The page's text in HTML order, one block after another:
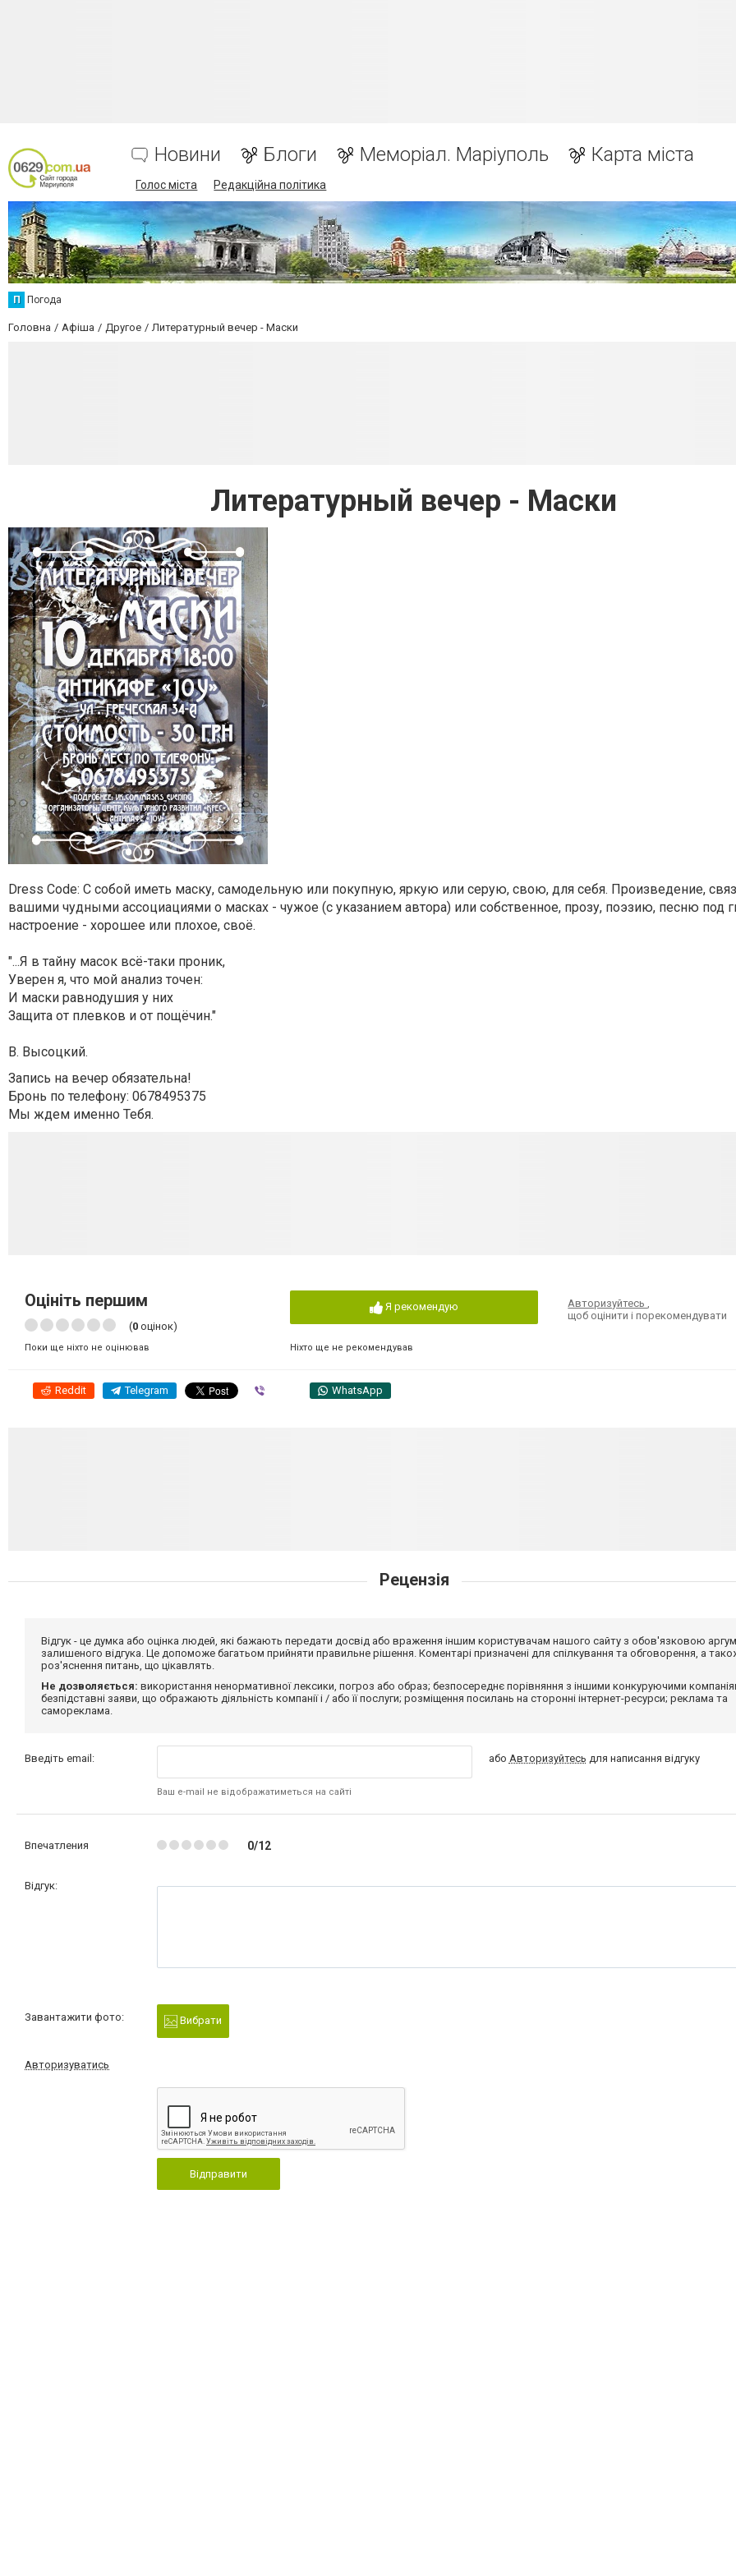
Новини Блоги Меморіал. Маріуполь Карта міста
Голос міста Редакційна політика
П Погода
Головна Афіша Другое Литературный вечер - Маски
Литературный вечер - Маски
Dress Code: С собой иметь маску, самодельную или покупную, яркую или серую, свою, для себя. Произведение,
вашими чудными ассоциациями о масках - чужое (с указанием автора) или собственное, прозу, поэзию, песню под
настроение - хорошее или плохое, своё.
"...Я в тайну масок всё-таки проник,
Уверен я, что мой анализ точен:
И маски равнодушия у них
Защита от плевков и от пощёчин."
В. Высоцкий.
Запись на вечер обязательна!
Бронь по телефону: 0678495375
Мы ждем именно Тебя.
Оцініть першим
(0 оцінок)
Поки ще ніхто не оцінював
Я рекомендую
Ніхто ще не рекомендував
Авторизуйтесь,
щоб оцінити і порекомендувати
Reddit Telegram WhatsApp
Рецензія
Відгук - це думка або оцінка людей, які бажають передати досвід або враження іншим користувачам нашого сайту з обов'язковою
залишеного відгука. Це допоможе багатьом прийняти правильне рішення. Коментарі призначені для спілкування та обговорення, а
роз'яснення питань, що цікавлять.
Не дозволяється: використання ненормативної лексики, погроз або образ; безпосереднє порівняння з іншими конкуруючими
безпідставні заяви, що ображають діяльність компанії і / або її послуги; розміщення посилань на сторонні інтернет-ресурси; реклама та
самореклама.
Введіть email:
Ваш e-mail не відображатиметься на сайті
або Авторизуйтесь для написання відгуку
Впечатления 0/12
Відгук:
Завантажити фото: Вибрати
Авторизуватись
Відправити